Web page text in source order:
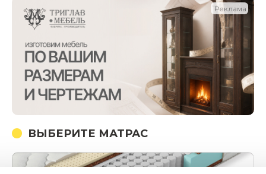
Реклама
ВЫБЕРИТЕ МАТРАС